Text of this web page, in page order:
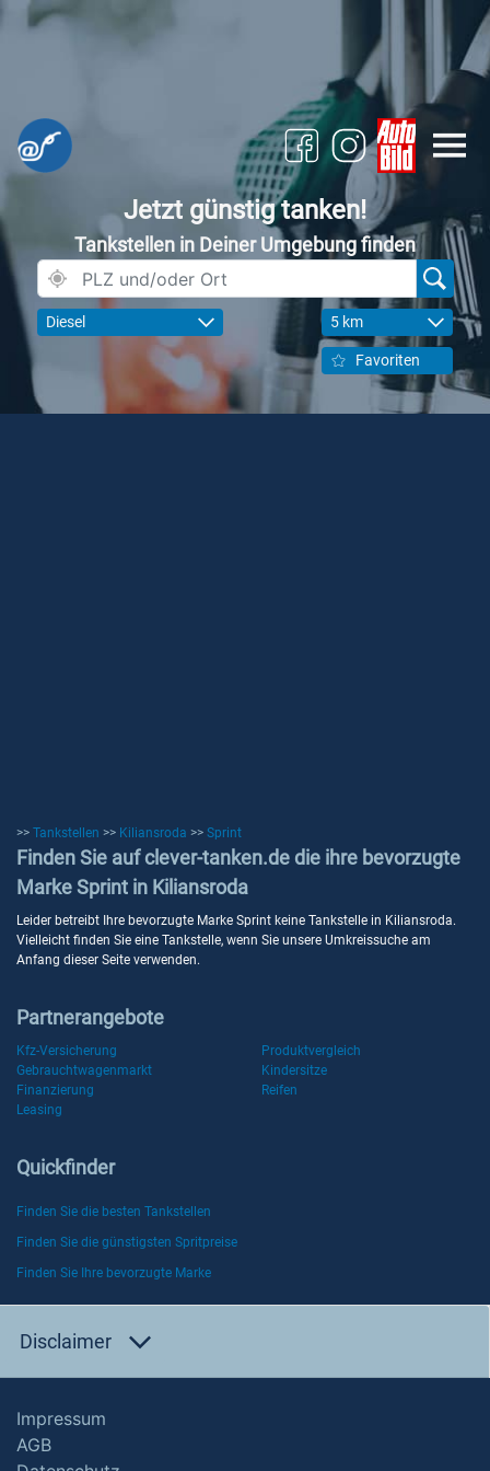
Jetzt günstig tanken!
Tankstellen in Deiner Umgebung finden
Diesel 5 km
Favoriten
>> Tankstellen >> Kiliansroda >> Sprint
Finden Sie auf clever-tanken.de die ihre bevorzugte
Marke Sprint in Kiliansroda
Leider betreibt Ihre bevorzugte Marke Sprint keine Tankstelle in Kiliansroda.
Vielleicht finden Sie eine Tankstelle, wenn Sie unsere Umkreissuche am
Anfang dieser Seite verwenden.
Partnerangebote
Kfz-Versicherung
Produktvergleich
Gebrauchtwagenmarkt
Kindersitze
Finanzierung
Reifen
Leasing
Quickfinder
Finden Sie die besten Tankstellen
Finden Sie die günstigsten Spritpreise
Finden Sie Ihre bevorzugte Marke
Disclaimer
Impressum
AGB